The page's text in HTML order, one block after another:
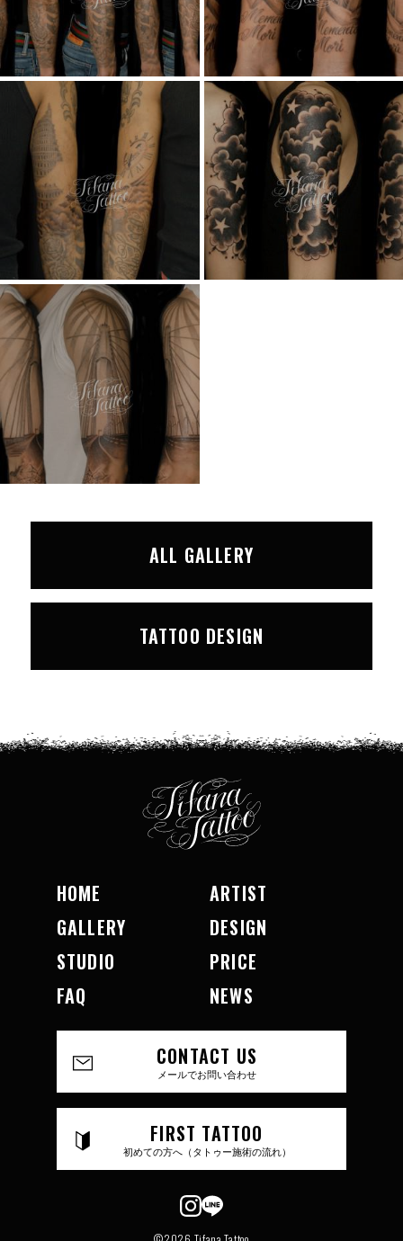
ALL GALLERY
TATTOO DESIGN
HOME
ARTIST
GALLERY
DESIGN
STUDIO
PRICE
FAQ
NEWS
CONTACT US
メールでお問い合わせ
FIRST TATTOO
初めての方へ（タトゥー施術の流れ）